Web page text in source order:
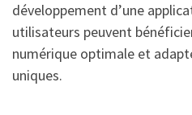
développement d’une
utilisateurs peuvent
numérique optimale et
uniques.